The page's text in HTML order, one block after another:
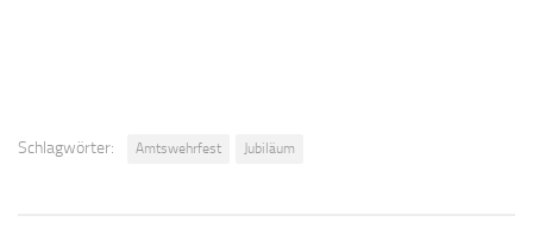
Schlagwörter: Amtswehrfest Jubiläum